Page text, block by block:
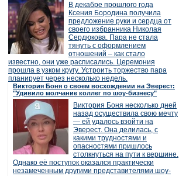
В декабре прошлого года
Ксения Бородина получила
предложение руки и сердца от
своего избранника Николая
Сердюкова. Пара не стала
тянуть с оформлением
отношений – как стало
известно, они уже расписались. Церемония
прошла в узком кругу. Устроить торжество пара
планирует через несколько недель.
Виктория Боня о своем восхождении на Эверест:
"Удивило молчание коллег по шоу-бизнесу"
Виктория Боня несколько дней
назад осуществила свою мечту
— ей удалось взойти на
Эверест. Она делилась, с
какими трудностями и
опасностями пришлось
столкнуться на пути к вершине.
Однако её поступок оказался практически
незамеченным другими представителями шоу-